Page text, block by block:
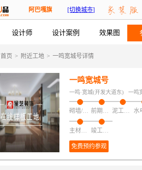
阿巴嘎旗 [切换城市]
设计师 设计案例 效果图
首页 > 附近工地 > 一鸣宽城号详情
一鸣宽城号
一鸣·宽城(开发大道东) 一鸣
砌墙/加建/拆改/保护 前期磁粉找平 泥工项目
主材安装 竣工验收
免费预约参观